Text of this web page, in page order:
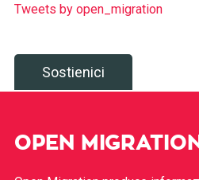
Tweets by open_migration
Sostienici
OPEN MIGRATION